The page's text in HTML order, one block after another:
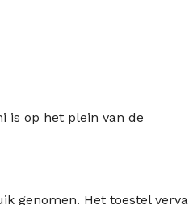
is op het plein van de
genomen. Het toestel